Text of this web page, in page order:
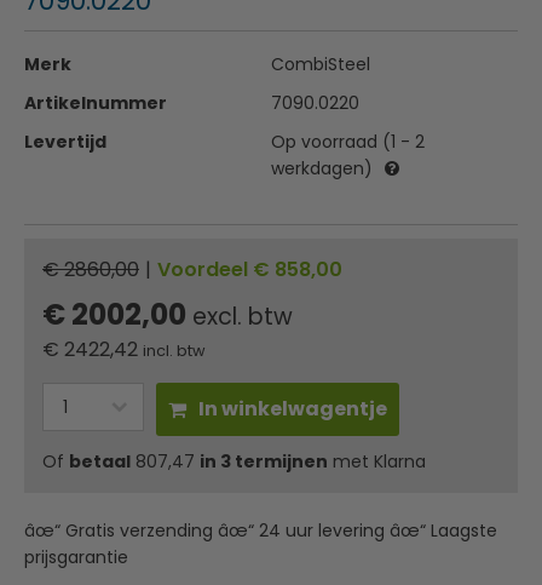
Merk
CombiSteel
Artikelnummer
7090.0220
Levertijd
Op voorraad (1 - 2
werkdagen)
€ 2860,00 | Voordeel € 858,00
€ 2002,00 excl. btw
€ 2422,42 incl. btw
In winkelwagentje
Of betaal 807,47 in 3 termijnen met Klarna
âœ“ Gratis verzending âœ“ 24 uur levering âœ“ Laagste
prijsgarantie